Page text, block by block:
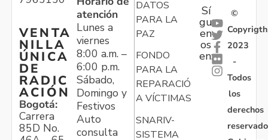
VENTA
NILLA
ÚNICA
DE
RADIC
ACIÓN
Bogotá:
Carrera
85D No.
atención
Lunes a
viernes
8:00 a.m. –
6:00 p.m.
Sábado,
Domingo y
Festivos
Auto
consulta
DATOS
PARA LA
PAZ
FONDO
PARA LA
REPARACIÓN
A VÍCTIMAS
SNARIV-
SISTEMA
Sí
gu
en
os
en:
©
Copyrigth
2023
-
Todos
los
derechos